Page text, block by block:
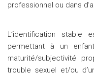
professionnel ou dans
L’identification stable
permettant à un
maturité/subjectivité
trouble sexuel et/ou